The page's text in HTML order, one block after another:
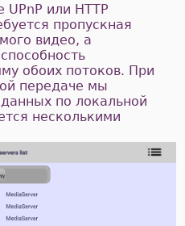
или HTTP
пропускная
видео, а
обоих потоков. При
передаче мы
по локальной
несколькими